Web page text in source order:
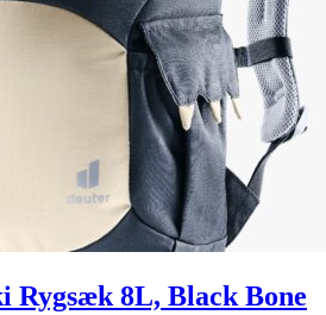
Rygsæk 8L, Black Bone